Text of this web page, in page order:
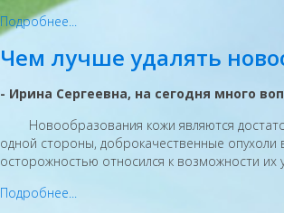
Подробнее...
Чем лучше удалять
- Ирина Сергеевна, на сегодня много
Новообразования кожи являются
одной стороны, доброкачественные
осторожностью относился к возможности их
Подробнее...